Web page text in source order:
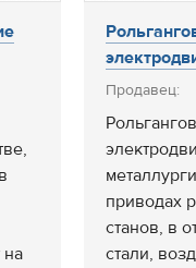
Продавец:
приводах
станов, в
стали,